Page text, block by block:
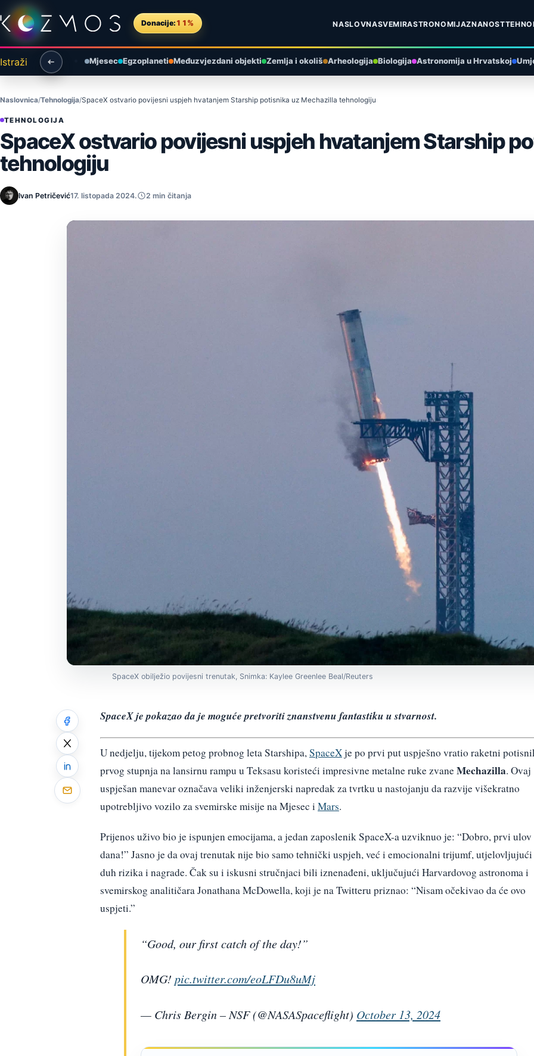
Preskoči na sadržaj
Donacije: 11% NASLOVNASVEMIRASTRONOMIJAZNANOST
Istraži Mjesec Egzoplaneti Međuzvjezdani objekti Zemlja i okoliš Arheologija Biologija Astronomija u Hrvatskoj
Naslovnica Tehnologija SpaceX ostvario povijesni uspjeh hvatanjem Starship potisnika uz Mechazilla tehnologiju
TEHNOLOGIJA
SpaceX ostvario povijesni uspjeh hvatanjem Starship
tehnologiju
Ivan Petričević17. listopada 2024. 2 min čitanja
SpaceX obilježio povijesni trenutak, Snimka: Kaylee Greenlee Beal/Reuters
SpaceX je pokazao da je moguće pretvoriti znanstvenu fantastiku u stvarnost.
U nedjelju, tijekom petog probnog leta Starshipa,SpaceXje po prvi put uspješno vratio raketni
prvog stupnja na lansirnu rampu u Teksasu koristeći impresivne metalne ruke zvaneMechazilla. Ovaj
uspješan manevar označava veliki inženjerski napredak za tvrtku u nastojanju da razvije višekratno
upotrebljivo vozilo za svemirske misije na Mjesec i Mars.
Prijenos uživo bio je ispunjen emocijama, a jedan zaposlenik SpaceX-a uzviknuo je: “Dobro, prvi ulov
dana!” Jasno je da ovaj trenutak nije bio samo tehnički uspjeh, već i emocionalni trijumf, utjelovljujući
duh rizika i nagrade. Čak su i iskusni stručnjaci bili iznenađeni, uključujući Harvardovog astronoma i
svemirskog analitičara Jonathana McDowella, koji je na Twitteru priznao: “Nisam očekivao da će ovo
uspjeti.”
“Good, our first catch of the day!”
OMG! pic.twitter.com/eoLFDu8uMj
— Chris Bergin – NSF (@NASASpaceflight) October 13, 2024